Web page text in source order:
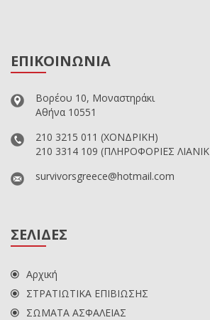
ΕΠΙΚΟΙΝΩΝΙΑ
Βορέου 10, Μοναστηράκι
Αθήνα 10551
210 3215 011 (ΧΟΝΔΡΙΚΗ)
210 3314 109 (ΠΛΗΡΟΦΟΡΙΕΣ
survivorsgreece@hotmail.com
ΣΕΛΙΔΕΣ
Αρχική
ΣΤΡΑΤΙΩΤΙΚΑ ΕΠΙΒΙΩΣΗΣ
ΣΩΜΑΤΑ ΑΣΦΑΛΕΙΑΣ